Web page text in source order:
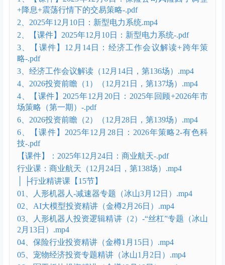
【课件】水晶学社–葵花宝典–系统交易方法（11月19
日，第130场）-.pdf
水晶学社–葵花宝典–系统交易方法（11月19日，第130
场）.mp3
│ ├25年12月
1、2025年12月6日：保险公司风险因子调整+降息+震
荡行情下的交易策略.mov
1、【课件】2025年12月6日：保险公司风险因子调整
+降息+震荡行情下的交易策略-.pdf
2、2025年12月10日：新型电力系统.mp4
2、【课件】2025年12月10日：新型电力系统-.pdf
3、【课件】12月14日：经济工作会议解读+跨年策
略-.pdf
3、经济工作会议解读（12月14日，第136场）.mp4
4、2026投资前瞻（1）（12月21日，第137场）.mp4
4、【课件】2025年12月20日：2025年回顾+2026年市
场策略（第一期）-.pdf
6、2026投资前瞻（2）（12月28日，第139场）.mp4
6、【课件】2025年12月28日：2026年策略2-有色科
技-.pdf
【课件】：2025年12月24日：商业航天-.pdf